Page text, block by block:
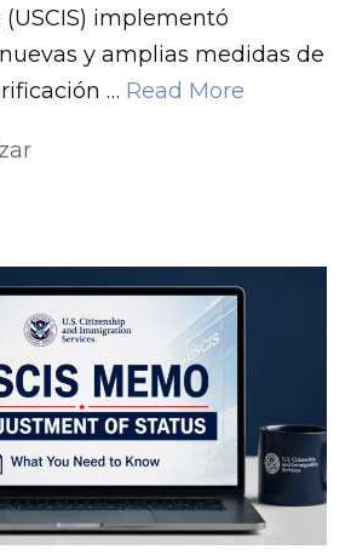
implementó
y amplias medidas de
… Read More